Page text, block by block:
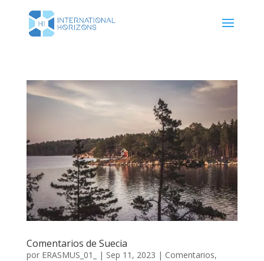
Comentarios de Suecia
por ERASMUS_01_ | Sep 11, 2023 | Comentarios,